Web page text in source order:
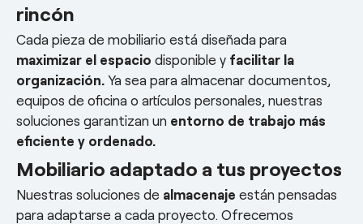
rincón
Cada pieza de mobiliario está diseñada para
maximizar el espacio disponible y facilitar la
organización. Ya sea para almacenar documentos,
equipos de oficina o artículos personales, nuestras
soluciones garantizan un entorno de trabajo más
eficiente y ordenado.
Mobiliario adaptado a tus proyectos
Nuestras soluciones de almacenaje están pensadas
para adaptarse a cada proyecto. Ofrecemos